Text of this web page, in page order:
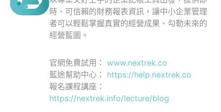
時、可信賴的財務報表資訊，讓中小企業管理
者可以輕鬆掌握真實的經營成果、勾勒未來的
經營藍圖。
官網免費試用： www.nextrek.co
藍途幫助中心： https://help.nextrek.co
報名課程講座：
https://nextrek.info/lecture/blog